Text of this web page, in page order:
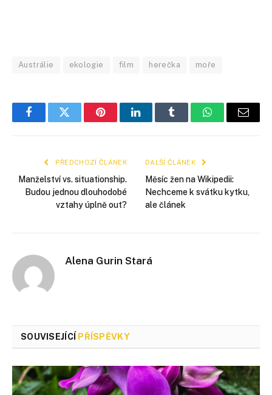
Austrálie ekologie film herečka moře
FacebookTwitter PinterestLinkedInTumblr WhatsApp
E-
PŘEDCHOZÍ ČLÁNEK
Manželství vs. situationship.
Budou jednou dlouhodobé
vztahy úplně out?
DALŠÍ ČLÁNEK
Měsíc žen na Wikipedii:
Nechceme k svátku kytku,
ale článek
Alena Gurin Stará
SOUVISEJÍCÍ PŘÍSPĚVKY